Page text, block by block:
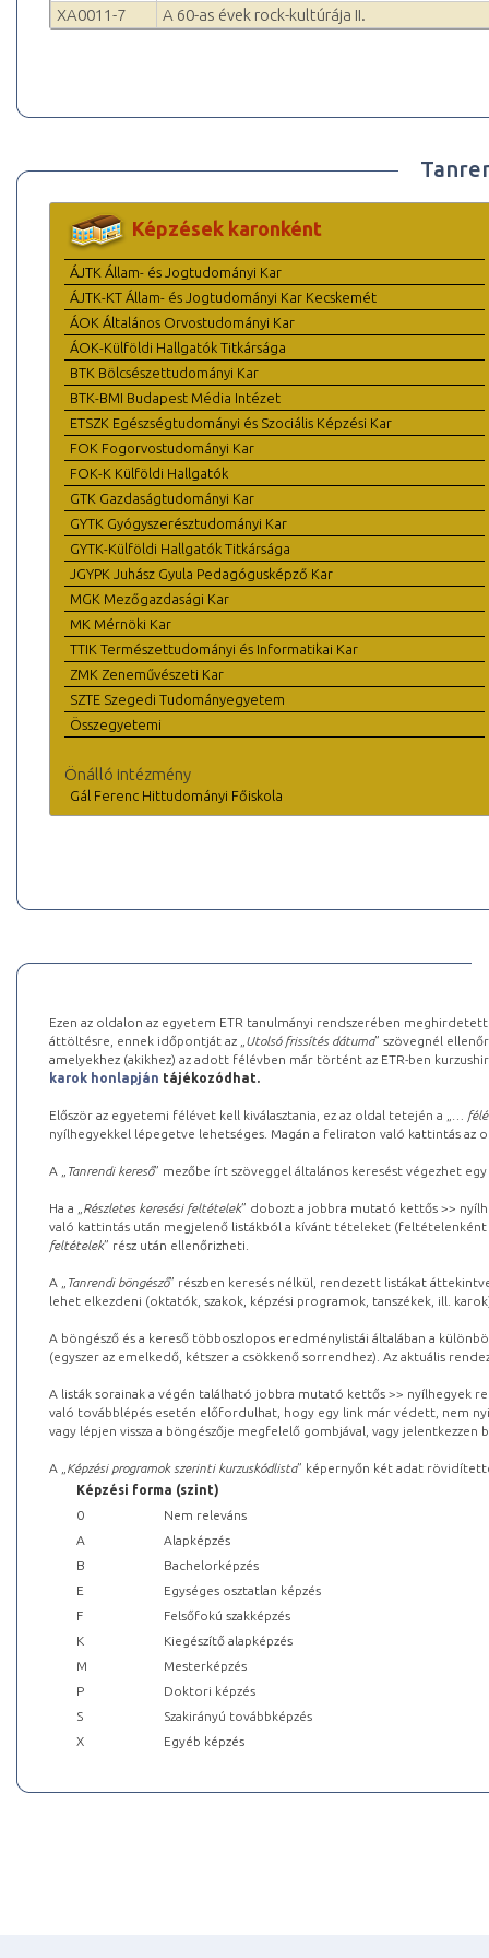
XA0011-7
A 60-as évek rock-kultúrája II.
Képzések karonként
ÁJTK Állam- és Jogtudományi Kar
ÁJTK-KT Állam- és Jogtudományi Kar Kecskemét
ÁOK Általános Orvostudományi Kar
ÁOK-Külföldi Hallgatók Titkársága
BTK Bölcsészettudományi Kar
BTK-BMI Budapest Média Intézet
ETSZK Egészségtudományi és Szociális Képzési Kar
FOK Fogorvostudományi Kar
FOK-K Külföldi Hallgatók
GTK Gazdaságtudományi Kar
GYTK Gyógyszerésztudományi Kar
GYTK-Külföldi Hallgatók Titkársága
JGYPK Juhász Gyula Pedagógusképző Kar
MGK Mezőgazdasági Kar
MK Mérnöki Kar
TTIK Természettudományi és Informatikai Kar
ZMK Zeneművészeti Kar
SZTE Szegedi Tudományegyetem
Összegyetemi
Önálló intézmény
Gál Ferenc Hittudományi Főiskola
Ezen az oldalon az egyetem ETR tanulmányi rendszerében
áttöltésre, ennek időpontját az „ Utolsó frissítés dátuma” szövegnél
amelyekhez (akikhez) az adott félévben már történt az ETR-ben
karok honlapján tájékozódhat.
Először az egyetemi félévet kell kiválasztania, ez az oldal tetején a „
…
nyílhegyekkel lépegetve lehetséges. Magán a feliraton való kattintás az
A „ Tanrendi kereső” mezőbe írt szöveggel általános keresést végezhet
Ha a „ Részletes keresési feltételek” dobozt a jobbra mutató kettős >>
való kattintás után megjelenő listákból a kívánt tételeket (feltételenként
feltételek” rész után ellenőrizheti.
A „ Tanrendi böngésző” részben keresés nélkül, rendezett listákat
lehet elkezdeni (oktatók, szakok, képzési programok, tanszékek, ill.
A böngésző és a kereső többoszlopos eredménylistái általában a
(egyszer az emelkedő, kétszer a csökkenő sorrendhez). Az aktuális
A listák sorainak a végén található jobbra mutató kettős >> nyílhegyek
való továbblépés esetén előfordulhat, hogy egy link már védett, nem
vagy lépjen vissza a böngészője megfelelő gombjával, vagy
A „ Képzési programok szerinti kurzuskódlista” képernyőn két adat
Képzési forma (szint)
0
Nem releváns
A
Alapképzés
B
Bachelorképzés
E
Egységes osztatlan képzés
F
Felsőfokú szakképzés
K
Kiegészítő alapképzés
M
Mesterképzés
P
Doktori képzés
S
Szakirányú továbbképzés
X
Egyéb képzés